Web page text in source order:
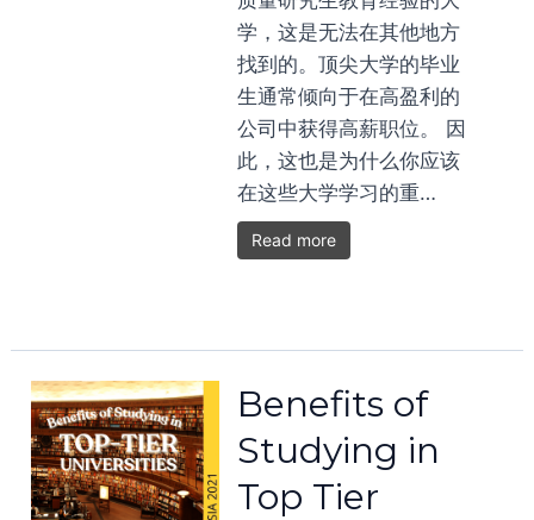
学，这是无法在其他地方
找到的。顶尖大学的毕业
生通常倾向于在高盈利的
公司中获得高薪职位。 因
此，这也是为什么你应该
在这些大学学习的重…
Read more
Benefits of
Studying in
Top Tier